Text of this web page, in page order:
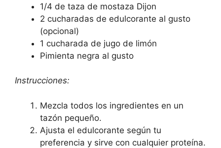
1/4 de taza de mostaza Dijon
2 cucharadas de edulcorante al gusto
(opcional)
1 cucharada de jugo de limón
Pimienta negra al gusto
Instrucciones:
Mezcla todos los ingredientes en un
tazón pequeño.
Ajusta el edulcorante según tu
preferencia y sirve con cualquier proteína.